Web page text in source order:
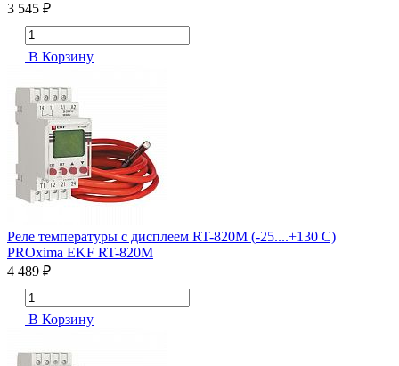
3 545 ₽
В Корзину
Реле температуры с дисплеем RT-820M (-25....+130 С)
PROxima EKF RT-820M
4 489 ₽
В Корзину